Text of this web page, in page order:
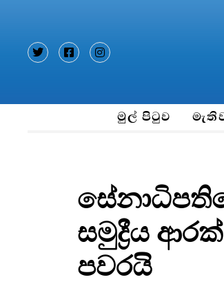
මුල් පිටුව
සමුද්‍රීය
පවරයි